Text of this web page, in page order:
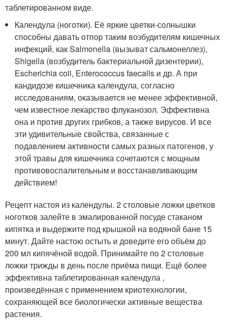
таблетированном виде.
Календула (ноготки). Её яркие цветки-солнышки
способны давать отпор таким возбудителям кишечных
инфекций, как Salmonella (вызыват сальмонеллез),
Shigella (возбудитель бактериальной дизентерии),
Escherichia coli, Enterococcus faecalis и др. А при
кандидозе кишечника календула, согласно
исследованиям, оказывается не менее эффективной,
чем известное лекарство флуканозол. Эффективна
она и против других грибков, а также вирусов. И все
эти удивительные свойства, связанные с
подавлением активности самых разных патогенов, у
этой травы для кишечника сочетаются с мощным
противовоспалительным и восстанавливающим
действием!
Рецепт настоя из календулы. 2 столовые ложки цветков
ноготков залейте в эмалированной посуде стаканом
кипятка и выдержите под крышкой на водяной бане 15
минут. Дайте настою остыть и доведите его объём до
200 мл кипячёной водой. Принимайте по 2 столовые
ложки трижды в день после приёма пищи. Ещё более
эффективна таблетированная календула ,
произведённая с применением криотехнологии,
сохраняющей все биологически активные вещества
растения.